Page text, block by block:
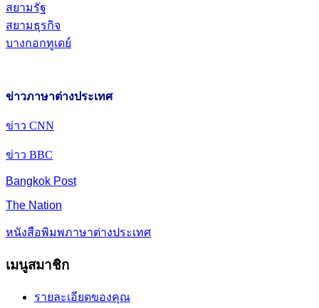
สยามรัฐ
สยามธุรกิจ
บางกอกทูเดย์
ข่าวภาษาต่างประเทศ
ข่าว CNN
ข่าว BBC
Bangkok Post
The Nation
หนังสือพิมพภาษาต่างประเทศ
เมนูสมาชิก
รายละเอียดของคุณ